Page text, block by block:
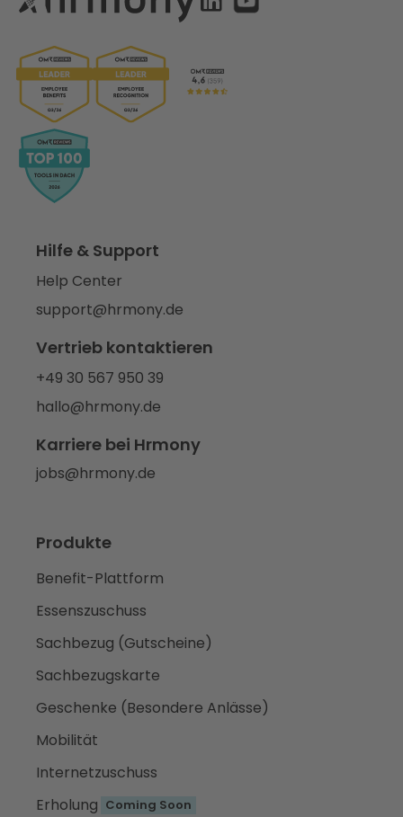
Hilfe & Support
Help Center
support@hrmony.de
Vertrieb kontaktieren
+49 30 567 950 39
hallo@hrmony.de
Karriere bei Hrmony
jobs@hrmony.de
Produkte
Benefit-Plattform
Essenszuschuss
Sachbezug (Gutscheine)
Sachbezugskarte
Geschenke (Besondere Anlässe)
Mobilität
Internetzuschuss
Erholung Coming Soon